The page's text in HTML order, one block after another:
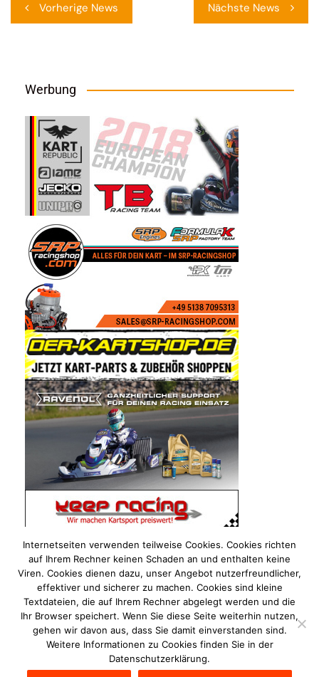
Vorherige News Nächste News
Werbung
Internetseiten verwenden teilweise Cookies. Cookies richten
auf Ihrem Rechner keinen Schaden an und enthalten keine
Viren. Cookies dienen dazu, unser Angebot nutzerfreundlicher,
effektiver und sicherer zu machen. Cookies sind kleine
Textdateien, die auf Ihrem Rechner abgelegt werden und die
Ihr Browser speichert. Wenn Sie diese Seite weiterhin nutzen,
gehen wir davon aus, dass Sie damit einverstanden sind.
Weitere Informationen zu Cookies finden Sie in der
Datenschutzerklärung.